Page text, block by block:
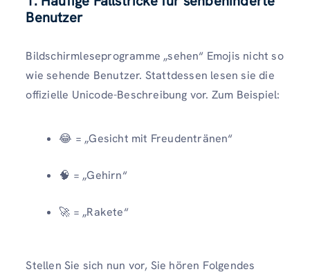
Benutzer
Bildschirmleseprogramme „sehen“ Emojis nicht so
wie sehende Benutzer. Stattdessen lesen sie die
offizielle Unicode-Beschreibung vor. Zum Beispiel:
😂 = „Gesicht mit Freudentränen“
🧠 = „Gehirn“
🚀 = „Rakete“
Stellen Sie sich nun vor, Sie hören Folgendes